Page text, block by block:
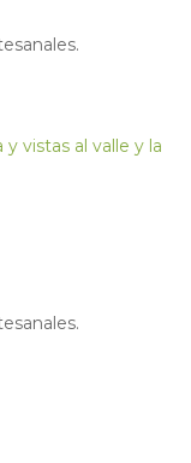
vistas al valle y la